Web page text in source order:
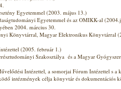
Egyetemmel (2003. május 13.)
Egyetemmel és az OMIKK-al
2004. március 30.
Könyvtárral, Magyar Elektronikus Könyvtárral
(2005. február 1.)
Szakosztálya és a Magyar
Intézettel, a somorjai Fórum Intézettel s a
intézmények célja könyvtár és dokumentációs